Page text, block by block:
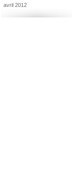
avril 2012